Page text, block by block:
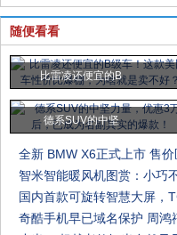
随便看看
比雷凌还便宜的B
德系SUV的中坚
全新 BMW X6正式上市 售价
智米智能暖风机图赏：小巧
国内首款可旋转智慧大屏，
奇酷手机早已域名保护 周鸿